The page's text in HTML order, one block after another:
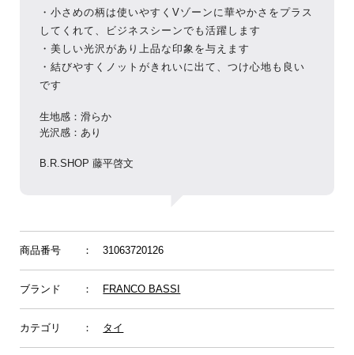
・ 小さめの柄は使いやすくVゾーンに華やかさをプラス
してくれて、ビジネスシーンでも活躍します
・美しい光沢があり上品な印象を与えます
・結びやすくノットがきれいに出て、つけ心地も良い
です
生地感：滑らか
光沢感：あり
B.R.SHOP 藤平啓文
商品番号 ： 31063720126
ブランド ： FRANCO BASSI
カテゴリ ： タイ